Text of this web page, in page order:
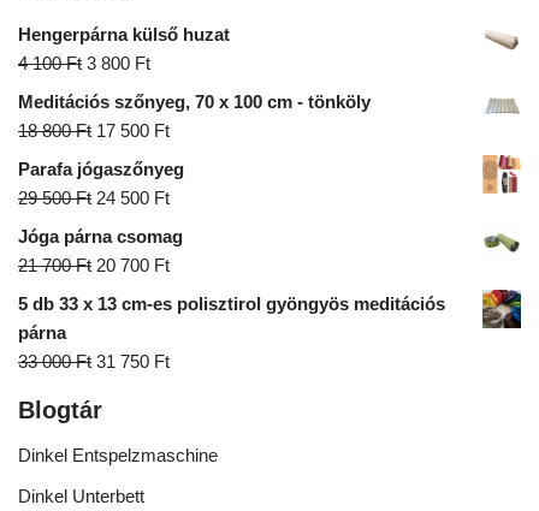
Hengerpárna külső huzat
4 100Ft 3 800 Ft
Meditációs szőnyeg, 70 x 100 cm - tönköly
18 800Ft 17 500 Ft
Parafa jógaszőnyeg
29 500Ft 24 500 Ft
Jóga párna csomag
21 700Ft 20 700 Ft
5 db 33 x 13 cm-es polisztirol gyöngyös meditációs
párna
33 000Ft 31 750 Ft
Blogtár
Dinkel Entspelzmaschine
Dinkel Unterbett